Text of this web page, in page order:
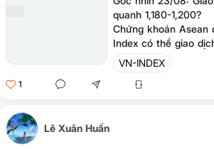
quanh 1,180-1,200?
Chứng khoán Asean
Index có thể giao
vùng 1,180-1,200
tăng điểm trong đầu
Nhà đầu tư chưa kịp
VN-INDEX
1
Lê Xuân Huấn